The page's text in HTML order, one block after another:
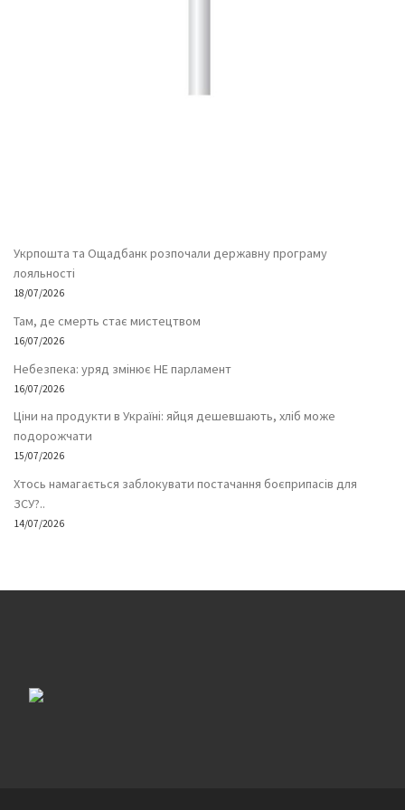
Укрпошта та Ощадбанк розпочали державну програму
лояльності
18/07/2026
Там, де смерть стає мистецтвом
16/07/2026
Небезпека: уряд змінює НЕ парламент
16/07/2026
Ціни на продукти в Україні: яйця дешевшають, хліб може
подорожчати
15/07/2026
Хтось намагається заблокувати постачання боєприпасів для
ЗСУ?..
14/07/2026